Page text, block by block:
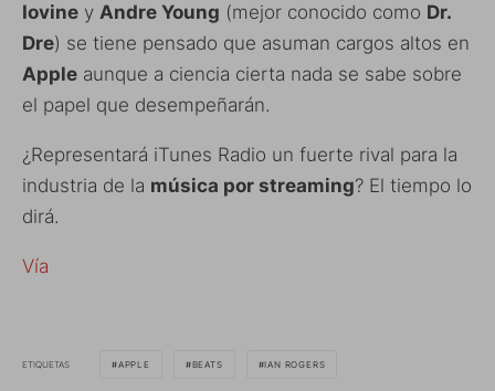
Iovine y Andre Young (mejor conocido como Dr.
Dre) se tiene pensado que asuman cargos altos en
Apple aunque a ciencia cierta nada se sabe sobre
el papel que desempeñarán.
¿Representará iTunes Radio un fuerte rival para la
industria de la música por streaming? El tiempo lo
dirá.
Vía
ETIQUETAS APPLE BEATS IAN ROGERS